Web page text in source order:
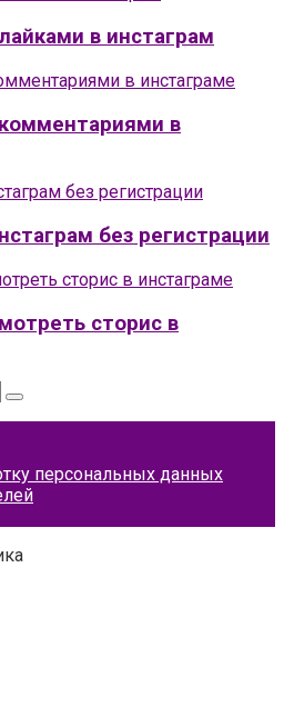
в инстаграм
в
без регистрации
сторис в
персональных данных